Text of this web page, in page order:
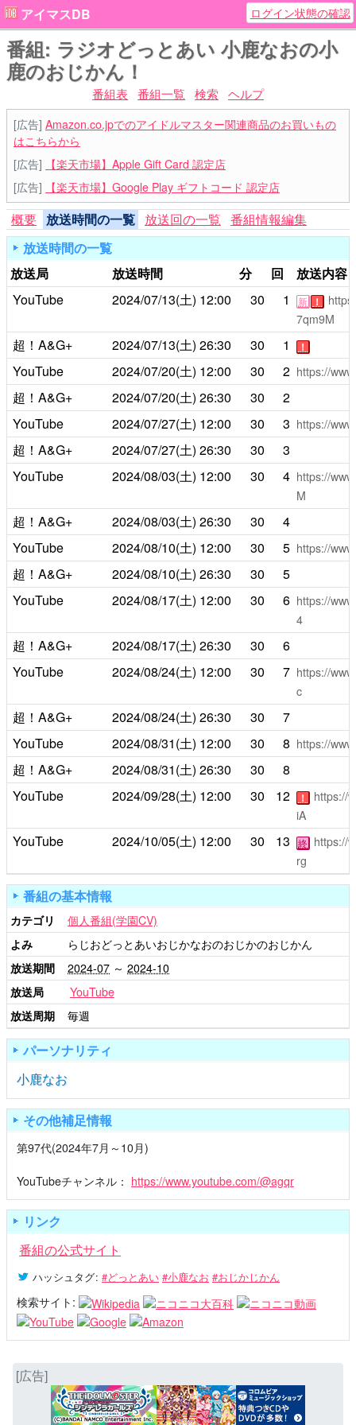
アイマスDB ログイン状態の確認
番組: ラジオどっとあい 小鹿なおの小
鹿のおじかん！
番組表 番組一覧 検索 ヘルプ
[広告] Amazon.co.jpでのアイドルマスター関連商品のお買いもの
はこちらから
[広告]
【楽天市場】Apple Gift Card 認定店
[広告]
【楽天市場】Google Play ギフトコード 認定店
概要 放送時間の一覧 放送回の一覧 番組情報編集
放送時間の一覧
放送局
放送時間 分 回
放送内容
YouTube
2024/07/13(土) 12:00 30 1 新 ！
7qm9M
超！A&G+ 2024/07/13(土) 26:30 30 1 ！
YouTube 2024/07/20(土) 12:00 30 2 https://
超！A&G+ 2024/07/20(土) 26:30 30
2
YouTube
2024/07/27(土) 12:00 30 3 https://
超！A&G+ 2024/07/27(土) 26:30 30
3
YouTube
2024/08/03(土) 12:00 30 4 https://
M
超！A&G+ 2024/08/03(土) 26:30 30
4
YouTube
2024/08/10(土) 12:00 30 5 https://
超！A&G+ 2024/08/10(土) 26:30 30
5
YouTube
2024/08/17(土) 12:00 30 6 https://
4
超！A&G+ 2024/08/17(土) 26:30 30
6
YouTube
2024/08/24(土) 12:00 30 7 https://
c
超！A&G+ 2024/08/24(土) 26:30 30
7
YouTube
2024/08/31(土) 12:00 30 8 https://
超！A&G+ 2024/08/31(土) 26:30 30
8
YouTube
2024/09/28(土) 12:00 30 12 ！
https://
iA
YouTube 2024/10/05(土) 12:00 30 13 終 https://
rg
番組の基本情報
カテゴリ
個人番組(学園CV)
よみ
らじおどっとあいおじかなおのおじかのおじかん
放送期間
2024-07 ～ 2024-10
放送局
YouTube
放送周期
毎週
パーソナリティ
小鹿なお
その他補足情報
第97代(2024年7月～10月)
YouTubeチャンネル： https://www.youtube.com/@agqr
リンク
番組の公式サイト
ハッシュタグ: #どっとあい #小鹿なお #おじかじかん
検索サイト:
[広告]